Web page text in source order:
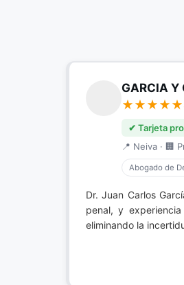
GARCIA Y
✔ Tarjeta
📍 Neiva · 🏢
Abogado de
Dr. Juan Carlos
penal, y
eliminando la